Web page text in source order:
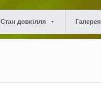
Стан довкілля Галерея